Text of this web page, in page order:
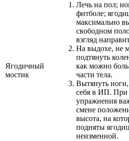
Ягодичный
мостик
Лечь на пол;
фитболе;
максимально
свободном
взгляд
На выдохе, не
подтянуть
как можно
части тела.
Вытянуть
себя в ИП. При
упражнения
смене
высота, на
подняты
неизменной.